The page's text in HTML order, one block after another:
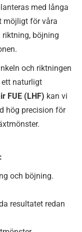
med långa
möjligt för våra
böjning
och riktningen
ett naturligt
FUE (LHF) kan vi
hög precision för
och böjning.
resultatet redan